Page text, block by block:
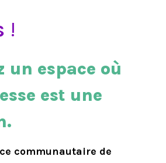
!
un espace où
est une